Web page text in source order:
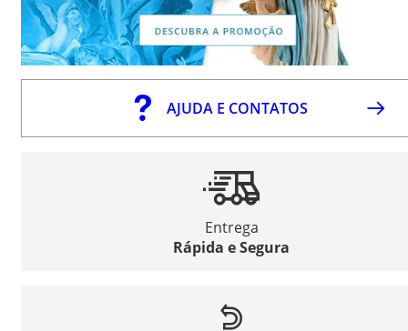
AJUDA E CONTATOS
Entrega
Rápida e Segura